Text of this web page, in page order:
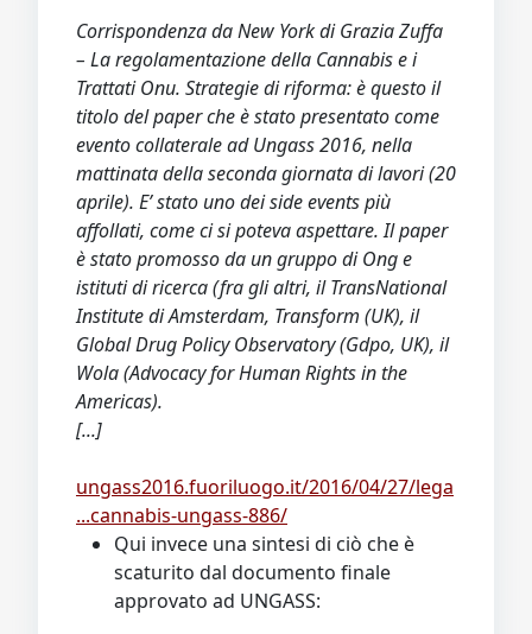
Corrispondenza da New York di Grazia Zuffa
– La regolamentazione della Cannabis e i
Trattati Onu. Strategie di riforma: è questo il
titolo del paper che è stato presentato come
evento collaterale ad Ungass 2016, nella
mattinata della seconda giornata di lavori (20
aprile). E’ stato uno dei side events più
affollati, come ci si poteva aspettare. Il paper
è stato promosso da un gruppo di Ong e
istituti di ricerca (fra gli altri, il TransNational
Institute di Amsterdam, Transform (UK), il
Global Drug Policy Observatory (Gdpo, UK), il
Wola (Advocacy for Human Rights in the
Americas).
[...]
ungass2016.fuoriluogo.it/2016/04/27/lega
...cannabis-ungass-886/
Qui invece una sintesi di ciò che è
scaturito dal documento finale
approvato ad UNGASS: